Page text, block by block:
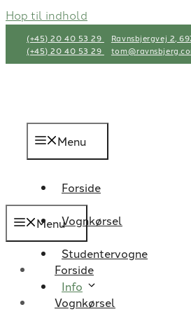
Hop til indhold
(+45) 20 40 53 29 Ravnsbjergvej 2,
(+45) 20 40 53 29
Menu
Forside
Vognkørsel
Studentervogne
Info
Menu
Forside
Vognkørsel